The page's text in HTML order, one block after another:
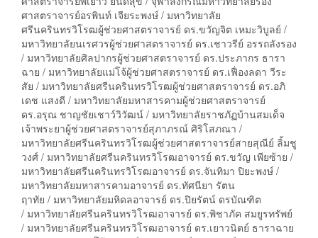
ศาสตราจารย์อรพินท์ เจียระพงษ์ / มหาวิทยาลัย
ศรีนครินทรวิโรฒผู้ช่วยศาสตราจารย์ ดร.ขวัญจิต เหมะวิบูลย์ /
มหาวิทยาลัยนเรศวรผู้ช่วยศาสตราจารย์ ดร.เชาวรีย์ อรรถลังรอง
/ มหาวิทยาลัยศิลปากรผู้ช่วยศาสตราจารย์ ดร.ประภากร ธารา
ฉาย / มหาวิทยาลัยแม่โจ้ผู้ช่วยศาสตราจารย์ ดร.เฟื่องลดา วีระ
สัย / มหาวิทยาลัยศรีนครินทรวิโรฒผู้ช่วยศาสตราจารย์ ดร.อภิ
เดช แสงดี / มหาวิทยาลัยมหาสารคามผู้ช่วยศาสตราจารย์
ดร.อรุณ ชาญชัยเชาว์วิวัฒน์ / มหาวิทยาลัยราชภัฏบ้านสมเด็จ
เจ้าพระยาผู้ช่วยศาสตราจารย์สุภาภรณ์ ศิริโสภณา /
มหาวิทยาลัยศรีนครินทรวิโรฒผู้ช่วยศาสตราจารย์สายสุณีย์ ลิ้มชู
วงศ์ / มหาวิทยาลัยศรีนครินทรวิโรฒอาจารย์ ดร.ขวัญ เพียซ้าย /
มหาวิทยาลัยศรีนครินทรวิโรฒอาจารย์ ดร.จันทิมา ปิยะพงษ์ /
มหาวิทยาลัยมหาสารคามอาจารย์ ดร.ทัศนียา รัตน
ฤาทัย / มหาวิทยาลัยมหิดลอาจารย์ ดร.ปิยรัตน์ ดรบัณฑิต
/ มหาวิทยาลัยศรีนครินทรวิโรฒอาจารย์ ดร.พิชาภัค สมยูรทรัพย์
/ มหาวิทยาลัยศรีนครินทรวิโรฒอาจารย์ ดร.เยาวนิตย์ ธาราฉาย